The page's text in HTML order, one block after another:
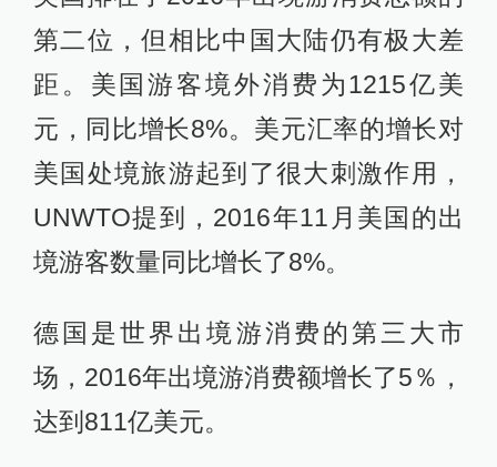
第二位，但相比中国大陆仍有极大差
距。美国游客境外消费为1215亿美
元，同比增长8%。美元汇率的增长对
美国处境旅游起到了很大刺激作用，
UNWTO提到，2016年11月美国的出
境游客数量同比增长了8%。
德国是世界出境游消费的第三大市
场，2016年出境游消费额增长了5％，
达到811亿美元。